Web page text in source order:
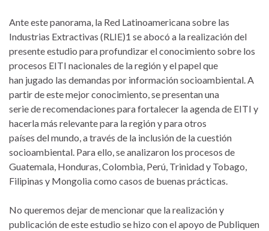
Ante este panorama, la Red Latinoamericana sobre las
Industrias Extractivas (RLIE)1 se abocó a la realización del
presente estudio para profundizar el conocimiento sobre los
procesos EITI nacionales de la región y el papel que
han jugado las demandas por información socioambiental. A
partir de este mejor conocimiento, se presentan una
serie de recomendaciones para fortalecer la agenda de EITI y
hacerla más relevante para la región y para otros
países del mundo, a través de la inclusión de la cuestión
socioambiental. Para ello, se analizaron los procesos de
Guatemala, Honduras, Colombia, Perú, Trinidad y Tobago,
Filipinas y Mongolia como casos de buenas prácticas.
No queremos dejar de mencionar que la realización y
publicación de este estudio se hizo con el apoyo de Publiquen